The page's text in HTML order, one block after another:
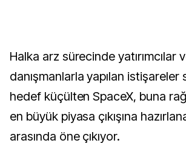
Halka arz sürecinde yatırımcılar
danışmanlarla yapılan istişareler
hedef küçülten SpaceX, buna
en büyük piyasa çıkışına
arasında öne çıkıyor.